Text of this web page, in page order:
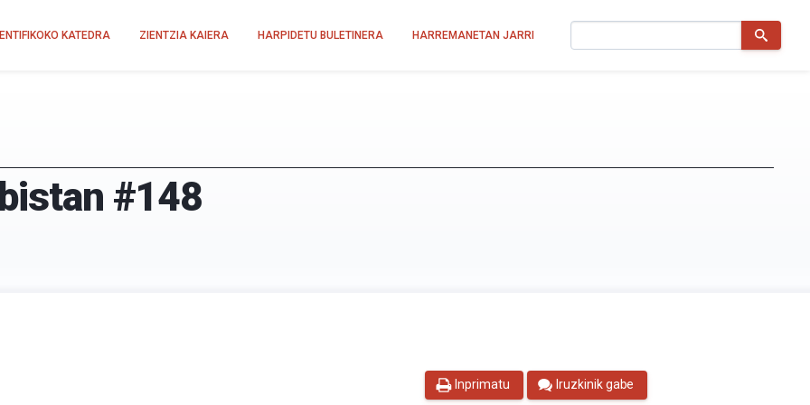
KATEDRA ZIENTZIA KAIERA HARPIDETU BULETINERA HARREMANETAN JARRI
#148
Inprimatu Iruzkinik gabe